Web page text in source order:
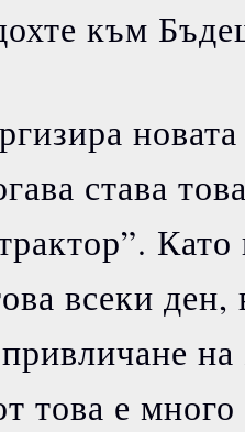
към
става
всеки
това е